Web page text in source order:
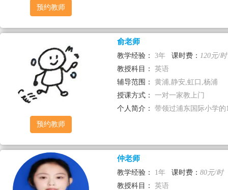
预约教师
预约教师
俞老师
教学经验： 3年 课时费： 120元/时
教授科目：
英语
辅导范围：
黄浦,静安,虹口,杨浦
授课方式：
一对一家教上门
个人简介：
带领过浦东国际小学
仲老师
教学经验： 1年 课时费： 80元/时
教授科目：
英语